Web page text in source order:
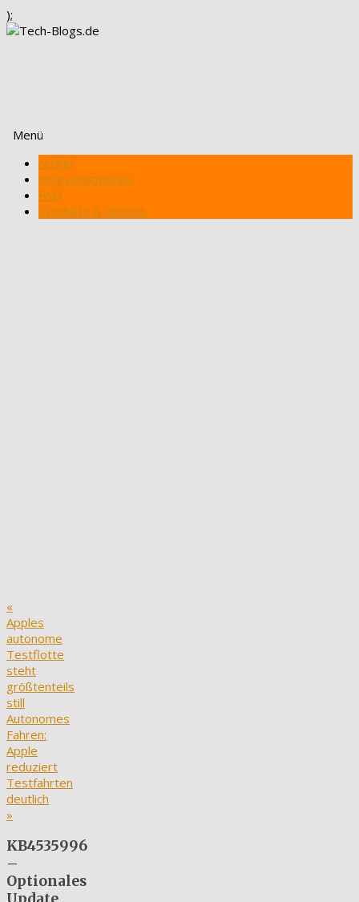
);
Menü
Zum
Inhalt
springen
Artikel
Blog registrieren
FAQ
Produkte & Review
«
Apples
autonome
Testflotte
steht
größtenteils
still
Autonomes
Fahren:
Apple
reduziert
Testfahrten
deutlich
»
KB4535996
–
Optionales
Update